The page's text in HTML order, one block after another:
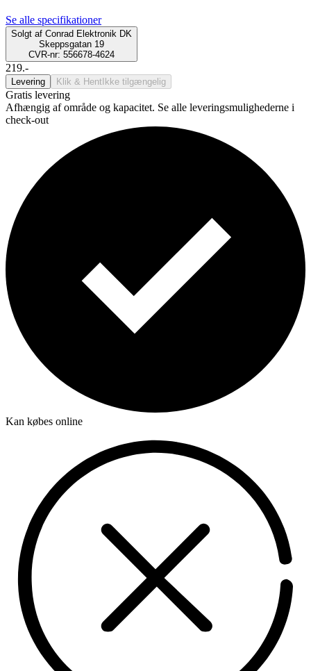
Se alle specifikationer
Solgt af Conrad Elektronik DK
Skeppsgatan 19
CVR-nr: 556678-4624
219.-
Levering Klik & Hent Ikke tilgængelig
Gratis levering
Afhængig af område og kapacitet. Se alle leveringsmulighederne i
check-out
Kan købes online